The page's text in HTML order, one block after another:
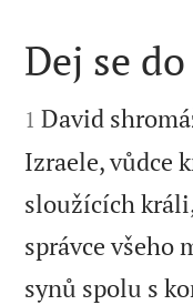

Dej se

1 David
Izraele, vůdce
sloužících
správce všeho
synů spolu s